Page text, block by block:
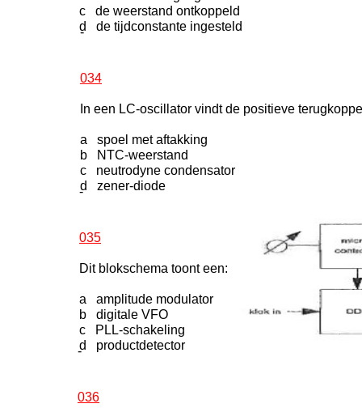
c de weerstand ontkoppeld
d de tijdconstante ingesteld
-
034
In een LC-oscillator vindt de positieve
a spoel met aftakking
b NTC-weerstand
c neutrodyne condensator
d zener-diode
-
035
Dit blokschema toont een:
a amplitude modulator
b digitale VFO
c PLL-schakeling
d productdetector
-
036